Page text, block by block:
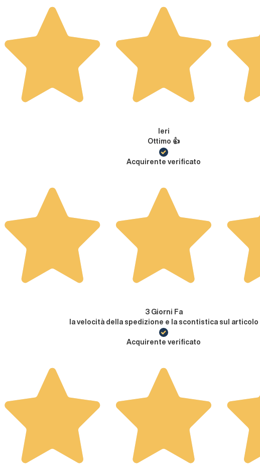
Ieri
Ottimo 👍
Acquirente verificato
3 Giorni Fa
la velocità della spedizione e la scontistica sul articolo
Acquirente verificato